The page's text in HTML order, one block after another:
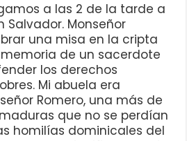
a las 2 de la tarde a
Salvador. Monseñor
una misa en la cripta
de un sacerdote
los derechos
Mi abuela era
Romero, una más de
que no se perdían
homilías dominicales del